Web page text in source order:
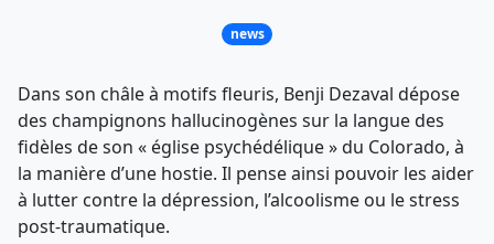
news
Dans son châle à motifs fleuris, Benji Dezaval dépose
des champignons hallucinogènes sur la langue des
fidèles de son « église psychédélique » du Colorado, à
la manière d’une hostie. Il pense ainsi pouvoir les aider
à lutter contre la dépression, l’alcoolisme ou le stress
post-traumatique.